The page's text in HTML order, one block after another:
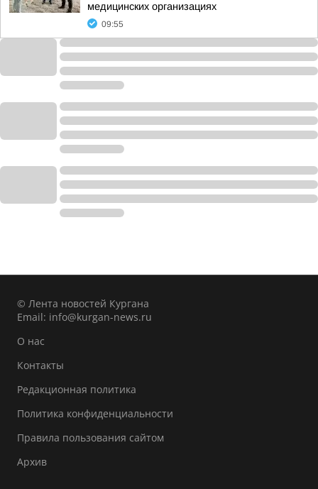
медицинских организациях
09:55
© Лента новостей Кургана
Email: info@kurgan-news.ru
О нас
Контакты
Редакционная политика
Политика конфиденциальности
Правила пользования сайтом
Архив